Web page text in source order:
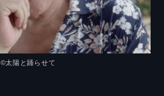
©太陽と踊らせて